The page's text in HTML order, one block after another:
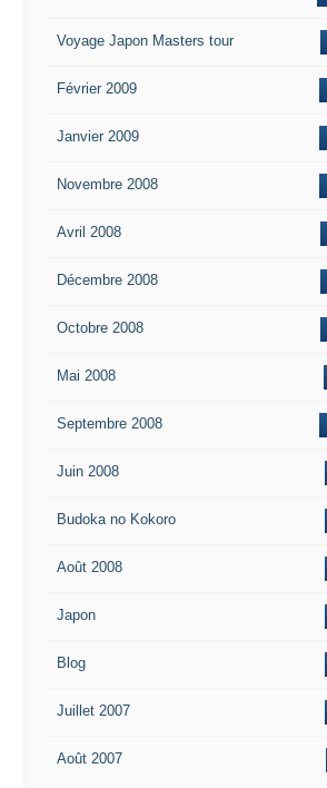
Voyage Japon Masters tour
Février 2009
Janvier 2009
Novembre 2008
Avril 2008
Décembre 2008
Octobre 2008
Mai 2008
Septembre 2008
Juin 2008
Budoka no Kokoro
Août 2008
Japon
Blog
Juillet 2007
Août 2007